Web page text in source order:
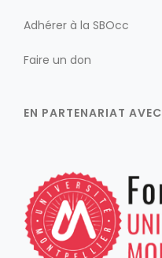
Adhérer à la SBOcc
Faire un don
EN PARTENARIAT AVEC